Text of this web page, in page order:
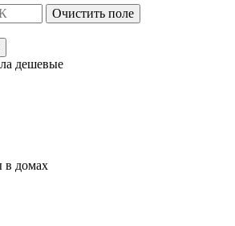
Очистить поле
дешевые
в домах